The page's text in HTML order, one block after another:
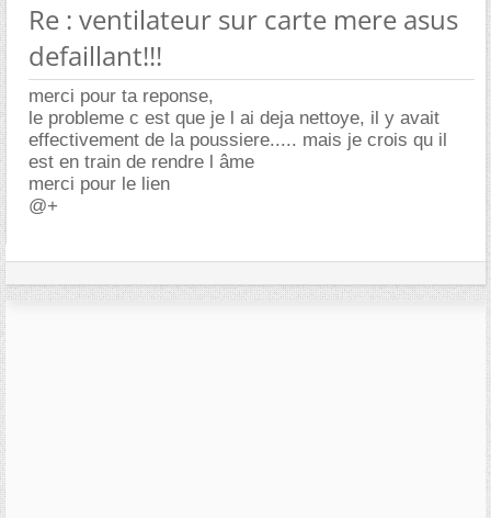
Re : ventilateur sur carte mere asus
defaillant!!!
merci pour ta reponse,
le probleme c est que je l ai deja nettoye, il y avait
effectivement de la poussiere..... mais je crois qu il
est en train de rendre l âme
merci pour le lien
@+